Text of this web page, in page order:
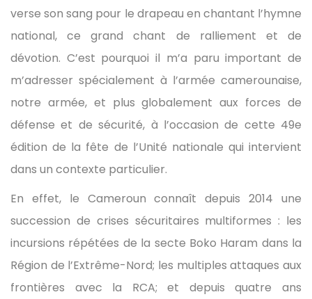
verse son sang pour le drapeau en chantant l’hymne
national, ce grand chant de ralliement et de
dévotion. C’est pourquoi il m’a paru important de
m’adresser spécialement à l’armée camerounaise,
notre armée, et plus globalement aux forces de
défense et de sécurité, à l’occasion de cette 49e
édition de la fête de l’Unité nationale qui intervient
dans un contexte particulier.
En effet, le Cameroun connaît depuis 2014 une
succession de crises sécuritaires multiformes : les
incursions répétées de la secte Boko Haram dans la
Région de l’Extrême-Nord; les multiples attaques aux
frontières avec la RCA; et depuis quatre ans